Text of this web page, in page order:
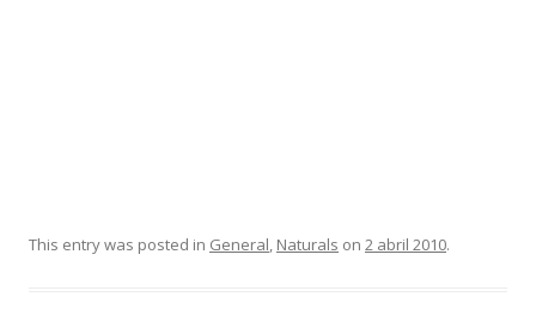
This entry was posted in General, Naturals on 2 abril 2010.